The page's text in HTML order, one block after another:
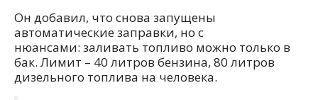
Он добавил, что снова запущены
автоматические заправки, но с
нюансами: заливать топливо можно только в
бак. Лимит – 40 литров бензина, 80 литров
дизельного топлива на человека.